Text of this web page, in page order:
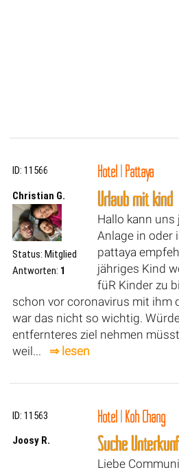
ID: 11566 Hotel|Pattaya
Christian G.
Status: Mitglied
Antworten: 1
Urlaub mit kind
Hallo kann
Anlage in oder
pattaya
jähriges Kind
füR Kinder zu
schon vor coronavirus mit ihm
war das nicht so wichtig.
entfernteres ziel nehmen
weil... ⇒ lesen
ID: 11563 Hotel|Koh Chang
Joosy R. Suche
Liebe